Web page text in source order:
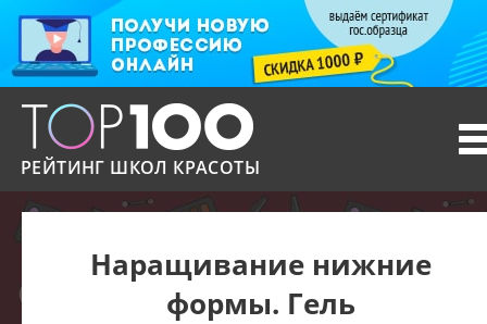
РЕЙТИНГ ШКОЛ КРАСОТЫ
Наращивание нижние
формы. Гель